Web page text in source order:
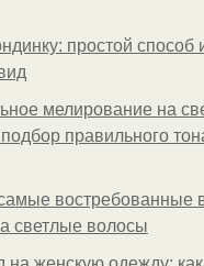
простой способ
мелирование на
правильного
востребованные
светлые волосы